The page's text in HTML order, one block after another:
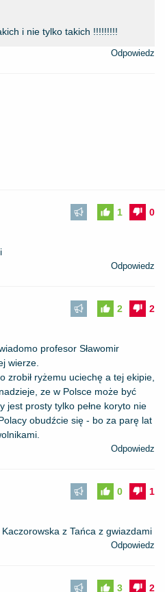
i nie tylko takich !!!!!!!!!
Odpowiedz
0
1
Odpowiedz
2
2
profesor Sławomir
wierze.
zrobił ryżemu uciechę a tej ekipie,
ze w Polsce może być
jest prosty tylko pełne koryto nie
obudźcie się - bo za parę lat
Odpowiedz
1
0
z Tańca z gwiazdami
Odpowiedz
2
3